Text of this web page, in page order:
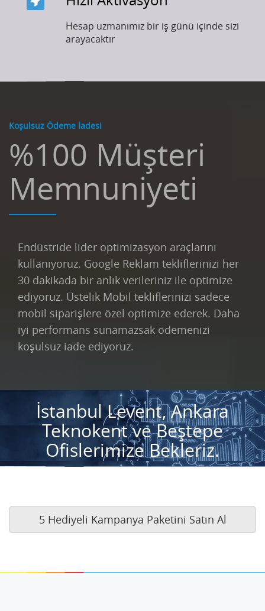
Hesap uzmanımız bir iş günü içinde sizi
arayacaktır
Koşulsuz Ödeme İadesi
%100 Müşteri
Memnuniyeti
Endüstride lider optimizasyon araçlarını
kullanıyoruz. Google Reklam tekliflerinizi her
30 dakikada bir anlık verileriniz ile optimize
ediyoruz. Üstelik Mobil tekliflerinizi sadece
mobil siparişlere özel optimize ederek. Daha
iyi performans sunamazsak ödemenizi
koşulsuz iade ediyoruz.
İstanbul Levent, Ankara
Teknokent ve Beştepe
Ofislerimize Bekleriz.
5 Hediyeli Kampanya Paketini Satın Al